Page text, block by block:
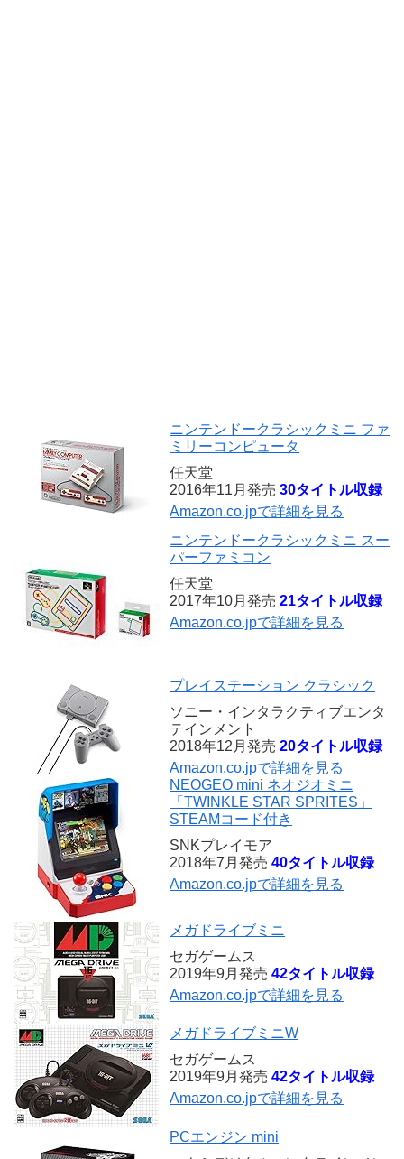
ニンテンドークラシックミニ ファ
ミリーコンピュータ
任天堂
2016年11月発売 30タイトル収録
Amazon.co.jpで詳細を見る
ニンテンドークラシックミニ スー
パーファミコン
任天堂
2017年10月発売 21タイトル収録
Amazon.co.jpで詳細を見る
プレイステーション クラシック
ソニー・インタラクティブエンタ
テインメント
2018年12月発売 20タイトル収録
Amazon.co.jpで詳細を見る
NEOGEO mini ネオジオミニ
「TWINKLE STAR SPRITES」
STEAMコード付き
SNKプレイモア
2018年7月発売 40タイトル収録
Amazon.co.jpで詳細を見る
メガドライブミニ
セガゲームス
2019年9月発売 42タイトル収録
Amazon.co.jpで詳細を見る
メガドライブミニW
セガゲームス
2019年9月発売 42タイトル収録
Amazon.co.jpで詳細を見る
PCエンジン mini